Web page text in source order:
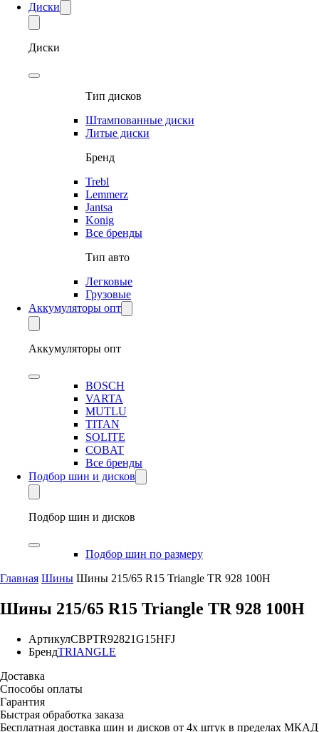
Диски
Диски
Тип дисков
Штампованные диски
Литые диски
Бренд
Trebl
Lemmerz
Jantsa
Konig
Все бренды
Тип авто
Легковые
Грузовые
Аккумуляторы опт
Аккумуляторы опт
BOSCH
VARTA
MUTLU
TITAN
SOLITE
COBAT
Все бренды
Подбор шин и дисков
Подбор шин и дисков
Подбор шин по размеру
Главная Шины Шины 215/65 R15 Triangle TR 928 100H
Шины 215/65 R15 Triangle TR 928 100H
АртикулCBPTR92821G15HFJ
БрендTRIANGLE
Доставка
Способы оплаты
Гарантия
Быстрая обработка заказа
Бесплатная доставка шин и дисков от 4х штук в пределах МКАД